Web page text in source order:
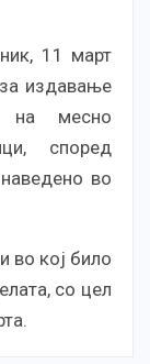
11 март
издавање
на месно
според
во
во кој било
со цел